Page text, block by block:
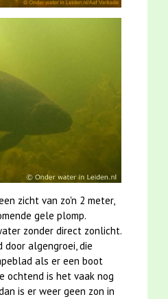
zicht van zo'n 2 meter,
gele plomp.
zonder direct zonlicht.
algengroei, die
als er een boot
ochtend is het vaak nog
is er weer geen zon in